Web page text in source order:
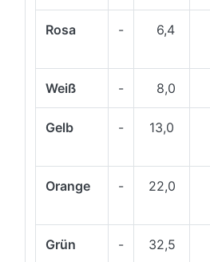
Rosa - 6,4
Weiß - 8,0
Gelb - 13,0
Orange - 22,0
Grün - 32,5